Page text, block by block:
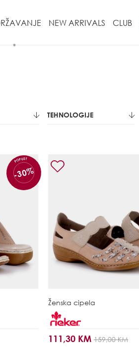
NEW ARRIVALS CLUB
TEHNOLOGIJE
POPUST
-30%
Ženska cipela
111,30 KM 159,00 KM